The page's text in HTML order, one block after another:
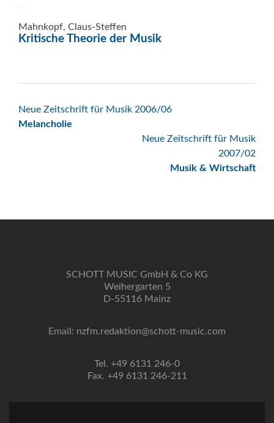
Mahnkopf, Claus-Steffen
Kritische Theorie der Musik
Beitrags-
Navigation
Neue Zeitschrift für Musik 2006/06
Melancholie
Neue Zeitschrift für Musik
2007/02
Musik & Wirtschaft
SCHOTT MUSIC GmbH & Co KG
Weihergarten 5
D-55116 Mainz
Email: nzfm.redaktion@schott-music.com
Tel. +49 6131 246-0
Fax. +49 6131 246-211